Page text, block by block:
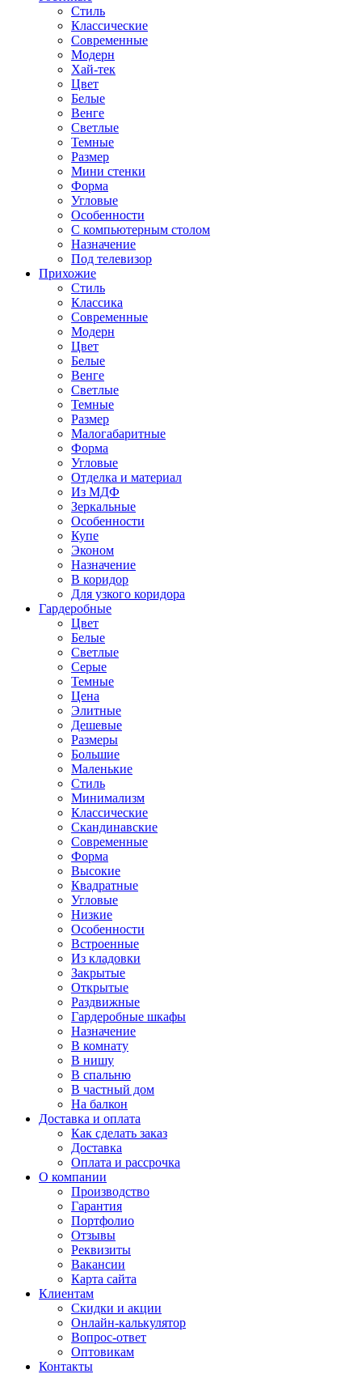
Стиль
Классические
Современные
Модерн
Хай-тек
Цвет
Белые
Венге
Светлые
Темные
Размер
Мини стенки
Форма
Угловые
Особенности
С компьютерным столом
Назначение
Под телевизор
Прихожие
Стиль
Классика
Современные
Модерн
Цвет
Белые
Венге
Светлые
Темные
Размер
Малогабаритные
Форма
Угловые
Отделка и материал
Из МДФ
Зеркальные
Особенности
Купе
Эконом
Назначение
В коридор
Для узкого коридора
Гардеробные
Цвет
Белые
Светлые
Серые
Темные
Цена
Элитные
Дешевые
Размеры
Большие
Маленькие
Стиль
Минимализм
Классические
Скандинавские
Современные
Форма
Высокие
Квадратные
Угловые
Низкие
Особенности
Встроенные
Из кладовки
Закрытые
Открытые
Раздвижные
Гардеробные шкафы
Назначение
В комнату
В нишу
В спальню
В частный дом
На балкон
Доставка и оплата
Как сделать заказ
Доставка
Оплата и рассрочка
О компании
Производство
Гарантия
Портфолио
Отзывы
Реквизиты
Вакансии
Карта сайта
Клиентам
Скидки и акции
Онлайн-калькулятор
Вопрос-ответ
Оптовикам
Контакты